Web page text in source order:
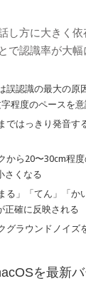
し方に大きく
で認識率が大幅
誤認識の最大の原
程度のペースを
ではっきり発音す
から20〜30cm程
さくなる
る」「てん」「
正確に反映される
グラウンドノイズ
を最新